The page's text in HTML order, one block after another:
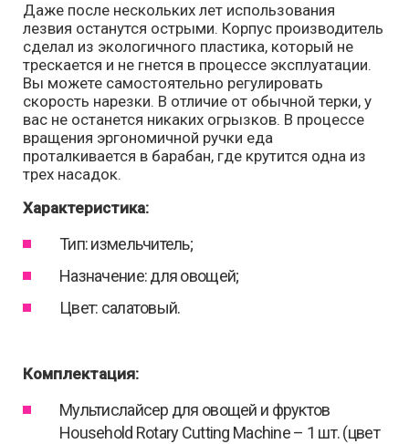
Даже после нескольких лет использования
лезвия останутся острыми. Корпус производитель
сделал из экологичного пластика, который не
трескается и не гнется в процессе эксплуатации.
Вы можете самостоятельно регулировать
скорость нарезки. В отличие от обычной терки, у
вас не останется никаких огрызков. В процессе
вращения эргономичной ручки еда
проталкивается в барабан, где крутится одна из
трех насадок.
Характеристика:
Тип: измельчитель;
Назначение: для овощей;
Цвет: салатовый.
Комплектация:
Мультислайсер для овощей и фруктов
Household Rotary Cutting Machine – 1 шт. (цвет